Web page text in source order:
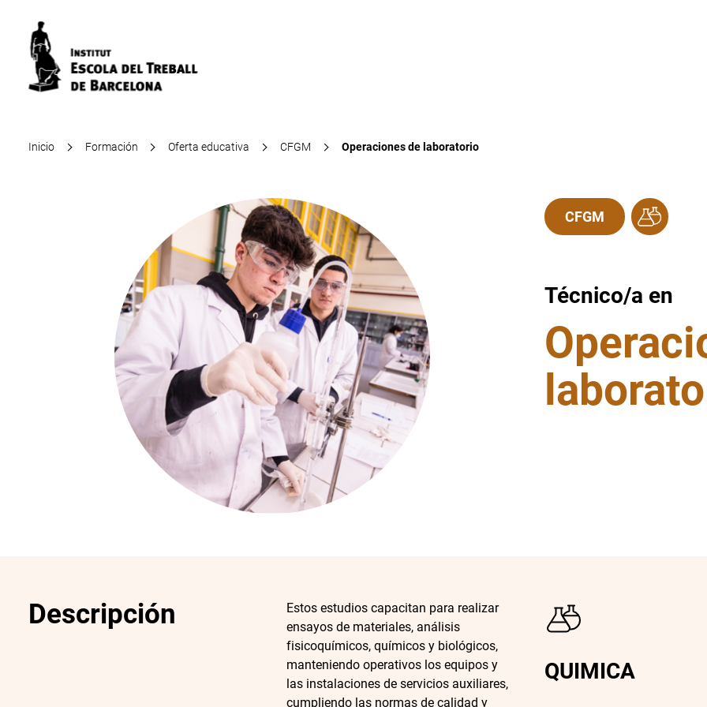
Inicio Formación Oferta educativa CFGM Operaciones de laboratorio
CFGM
Técnico/a en
Descripción
Estos estudios capacitan para realizar
ensayos de materiales, análisis
fisicoquímicos, químicos y biológicos,
manteniendo operativos los equipos y
las instalaciones de servicios auxiliares,
cumpliendo las normas de calidad y
QUIMICA